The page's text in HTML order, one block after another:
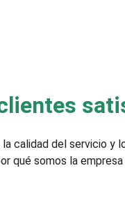
calidad del servicio y
qué somos la